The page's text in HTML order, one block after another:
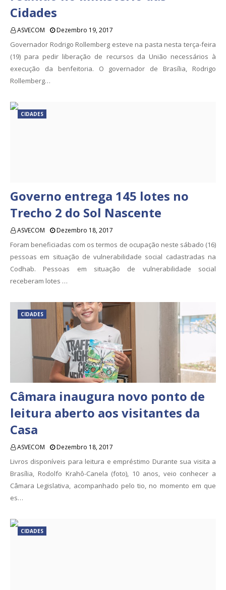
Cidades
ASVECOM Dezembro 19, 2017
Governador Rodrigo Rollemberg esteve na pasta nesta terça-feira
(19) para pedir liberação de recursos da União necessários à
execução da benfeitoria. O governador de Brasília, Rodrigo
Rollemberg…
CIDADES
Governo entrega 145 lotes no
Trecho 2 do Sol Nascente
ASVECOM Dezembro 18, 2017
Foram beneficiadas com os termos de ocupação neste sábado (16)
pessoas em situação de vulnerabilidade social cadastradas na
Codhab. Pessoas em situação de vulnerabilidade social
receberam lotes …
CIDADES
Câmara inaugura novo ponto de
leitura aberto aos visitantes da
Casa
ASVECOM Dezembro 18, 2017
Livros disponíveis para leitura e empréstimo Durante sua visita a
Brasília, Rodolfo Krahô-Canela (foto), 10 anos, veio conhecer a
Câmara Legislativa, acompanhado pelo tio, no momento em que
es…
CIDADES